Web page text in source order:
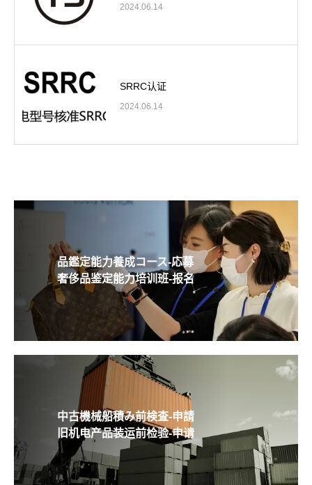
2024.06.14
SRRC认证
2024.06.14
品鑑定能力養成コース-応募
奢侈品鉴定能力培训班-报名
中古機械船積み前検査-申請
旧机电产品装运前检验-申请